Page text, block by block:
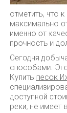
отметить, что
максимально
именно от
прочность и
Сегодня
способами.
Купить песок
доступной
реки, не имеет